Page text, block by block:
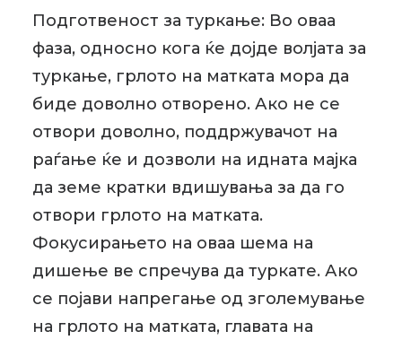
Подготвеност за туркање: Во оваа
фаза, односно кога ќе дојде волјата за
туркање, грлото на матката мора да
биде доволно отворено. Ако не се
отвори доволно, поддржувачот на
раѓање ќе и дозволи на идната мајка
да земе кратки вдишувања за да го
отвори грлото на матката.
Фокусирањето на оваа шема на
дишење ве спречува да туркате. Ако
се појави напрегање од зголемување
на грлото на матката, главата на